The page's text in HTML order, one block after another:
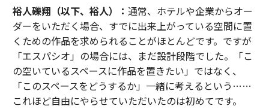
裕人礫翔（以下、裕人）： 通常、ホテルや企業からオー
ダーをいただく場合、すでに出来上がっている空間に置
くための作品を求められることがほとんどです。ですが
「エスパシオ」の場合には、まだ設計段階でした。「こ
の空いているスペースに作品を置きたい」ではなく、
「このスペースをどうするか」一緒に考えるという……
これほど自由にやらせていただいたのは初めてです。